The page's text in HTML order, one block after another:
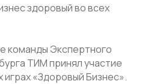
здоровый во всех
команды Экспертного
ТИМ принял участие
«Здоровый Бизнес».